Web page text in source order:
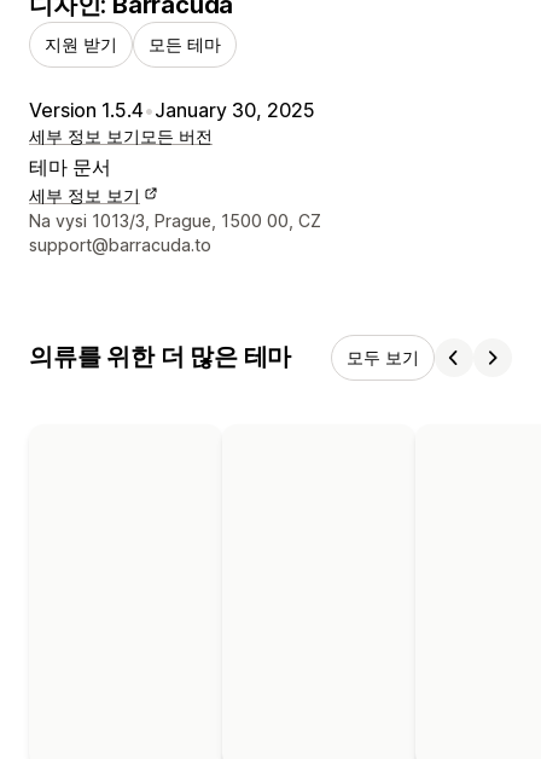
지원 받기 모든 테마
Version 1.5.4•January 30, 2025
세부 정보 보기 모든 버전
테마 문서
세부 정보 보기
디자이너 연락처 세부 정보
Na vysi 1013/3, Prague, 1500 00, CZ
support@barracuda.to
의류를 위한 더 많은 테마 모두 보기